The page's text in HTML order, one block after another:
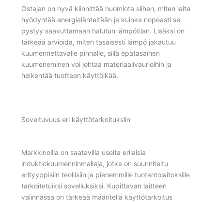
Ostajan on hyvä kiinnittää huomiota siihen, miten laite
hyödyntää energialähteitään ja kuinka nopeasti se
pystyy saavuttamaan halutun lämpötilan. Lisäksi on
tärkeää arvioida, miten tasaisesti lämpö jakautuu
kuumennettavalle pinnalle, sillä epätasainen
kuumeneminen voi johtaa materiaalivaurioihin ja
heikentää tuotteen käyttöikää.
Soveltuvuus eri käyttötarkoituksiin
Markkinoilla on saatavilla useita erilaisia
induktiokuumenninmalleja, jotka on suunniteltu
erityyppisiin teollisiin ja pienemmille tuotantolaitoksille
tarkoitetuiksi sovelluksiksi. Kupittavan laitteen
valinnassa on tärkeää määritellä käyttötarkoitus